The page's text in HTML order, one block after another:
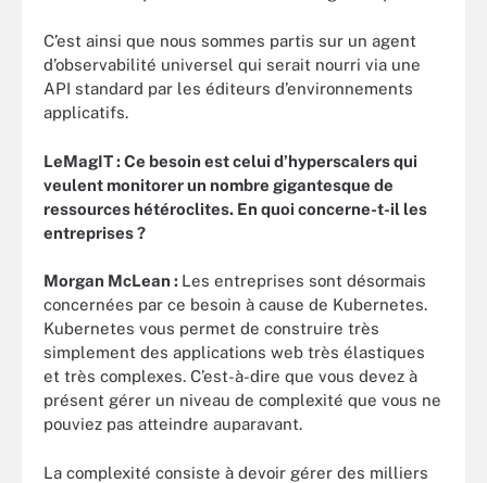
C’est ainsi que nous sommes partis sur un agent
d’observabilité universel qui serait nourri via une
API standard par les éditeurs d’environnements
applicatifs.
LeMagIT :Ce besoin est celui d’hyperscalers qui
veulent monitorer un nombre gigantesque de
ressources hétéroclites. En quoi concerne-t-il les
entreprises ?
Morgan McLean : Les entreprises sont désormais
concernées par ce besoin à cause de Kubernetes.
Kubernetes vous permet de construire très
simplement des applications web très élastiques
et très complexes. C’est-à-dire que vous devez à
présent gérer un niveau de complexité que vous ne
pouviez pas atteindre auparavant.
La complexité consiste à devoir gérer des milliers